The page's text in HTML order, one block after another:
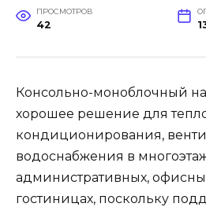
ПРОСМОТРОВ
42
Консольно-моноблочный
хорошее решение для
кондиционирования,
водоснабжения в
административных,
гостиницах, поскольку